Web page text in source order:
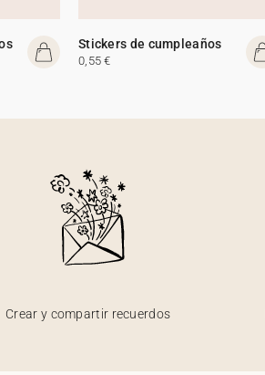
Stickers de cumpleaños
0,55 €
Crear y compartir recuerdos